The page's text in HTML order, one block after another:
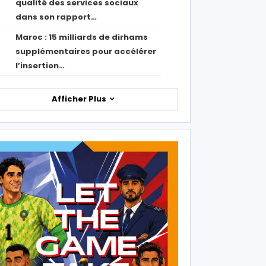
qualité des services sociaux
dans son rapport…
Maroc : 15 milliards de dirhams
supplémentaires pour accélérer
l’insertion…
Afficher Plus